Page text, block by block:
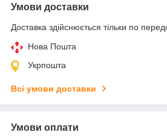
Умови доставки
Доставка здійснюється тільки по
Нова Пошта
Укрпошта
Всі умови доставки
Умови оплати